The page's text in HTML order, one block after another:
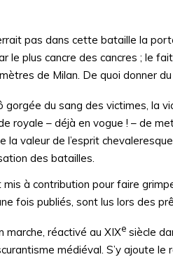
pas dans cette bataille la
le plus cancre des cancres ; le
de Milan. De quoi donner
du sang des victimes, la
royale – déjà en vogue ! – de
valeur de l’esprit
des batailles.
à contribution pour faire
fois publiés, sont lus lors des
marche, réactivé au XIXe siècle
médiéval. S’y ajoute